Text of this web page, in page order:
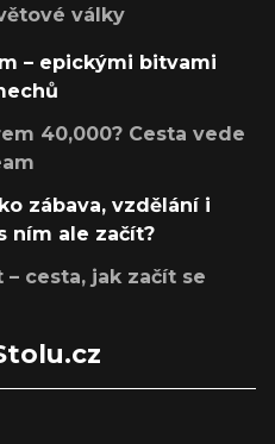
války
– epickými bitvami
40,000? Cesta vede
zábava, vzdělání i
ním ale začít?
cesta, jak začít se